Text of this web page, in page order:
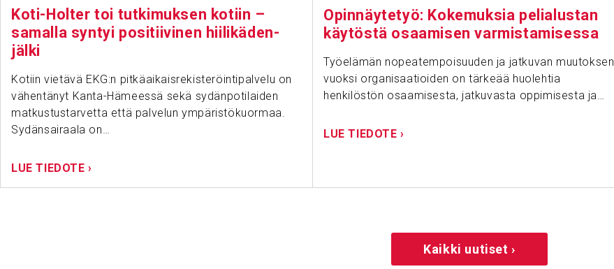
Koti-Holter toi tutki­muksen kotiin –
samalla syntyi posi­tii­vinen hiili­kä­den­
jälki
Kotiin vietävä EKG:n pitkäaikaisrekisteröintipalvelu on
vähentänyt Kanta-Hämeessä sekä sydänpotilaiden
matkustustarvetta että palvelun ympäristökuormaa.
Sydänsairaala on…
LUE TIEDOTE ›
Opin­näy­tetyö: Koke­muksia pelia­lustan
käytöstä osaa­misen varmis­ta­mi­sessa
Työelämän nopeatempoisuuden ja jatkuvan muutoksen
vuoksi organisaatioiden on tärkeää huolehtia
henkilöstön osaamisesta, jatkuvasta oppimisesta ja…
LUE TIEDOTE ›
Kaikki uutiset ›